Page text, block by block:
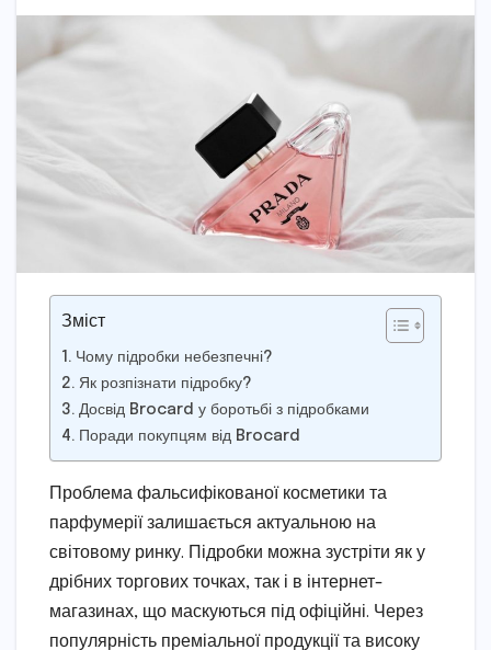
Зміст
Чому підробки небезпечні?
Як розпізнати підробку?
Досвід Brocard у боротьбі з підробками
Поради покупцям від Brocard
Проблема фальсифікованої косметики та
парфумерії залишається актуальною на
світовому ринку. Підробки можна зустріти як у
дрібних торгових точках, так і в інтернет-
магазинах, що маскуються під офіційні. Через
популярність преміальної продукції та високу